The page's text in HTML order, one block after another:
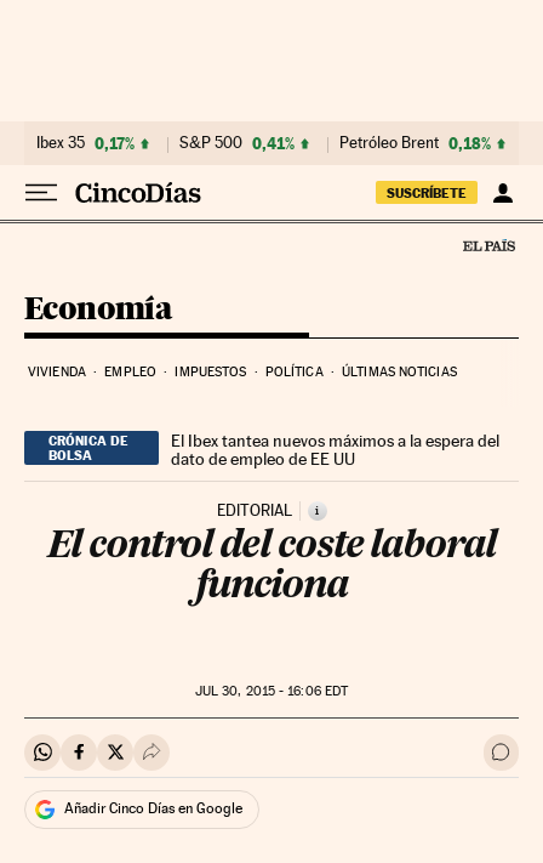
Ibex 35 0,17% S&P 500 0,41% Petróleo Brent 0,18%
SUSCRÍBETE
Economía
VIVIENDA EMPLEO IMPUESTOS POLÍTICA ÚLTIMAS NOTICIAS
CRÓNICA DE
BOLSA
El Ibex tantea nuevos máximos a la espera del
dato de empleo de EE UU
EDITORIAL i
El control del coste laboral
funciona
JUL 30, 2015 - 16:06EDT
Compartir en Whatsapp
Compartir en Facebook
Compartir en Twitter
Desplegar Redes Sociales Ir a
Añadir Cinco Días en Google